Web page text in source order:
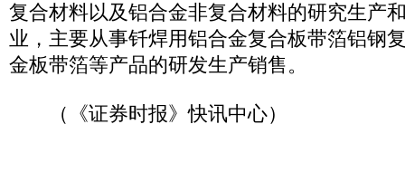
复合材料以及铝合金非复合材料的研究生产
业，主要从事钎焊用铝合金复合板带箔铝钢
金板带箔等产品的研发生产销售。
（《证券时报》快讯中心）